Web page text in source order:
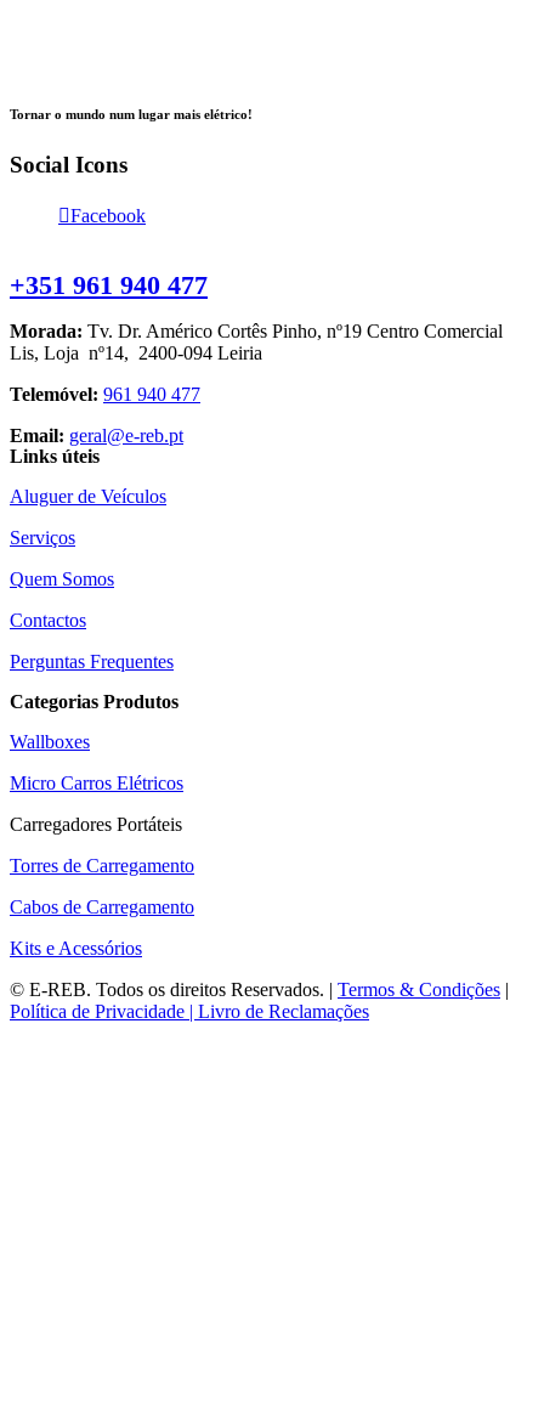
Tornar o mundo num lugar mais elétrico!
Social Icons
Facebook
+351 961 940 477
Morada: Tv. Dr. Américo Cortês Pinho, nº19 Centro Comercial
Lis, Loja nº14, 2400-094 Leiria
Telemóvel: 961 940 477
Email: geral@e-reb.pt
Links úteis
Aluguer de Veículos
Serviços
Quem Somos
Contactos
Perguntas Frequentes
Categorias Produtos
Wallboxes
Micro Carros Elétricos
Carregadores Portáteis
Torres de Carregamento
Cabos de Carregamento
Kits e Acessórios
© E-REB. Todos os direitos Reservados. | Termos & Condições |
Política de Privacidade | Livro de Reclamações